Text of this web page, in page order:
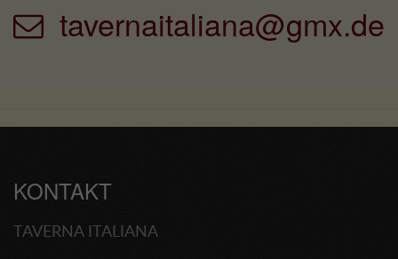
tavernaitaliana@gmx.de
KONTAKT
TAVERNA ITALIANA